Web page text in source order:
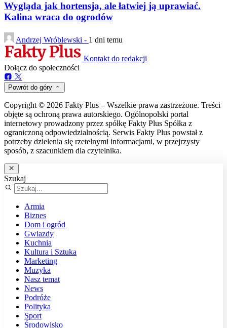
Wygląda jak hortensja, ale łatwiej ją uprawiać.
Kalina wraca do ogrodów
Andrzej Wróblewski - 1 dni temu
Kontakt do redakcji
Dołącz do społeczności
Powrót do góry
Copyright © 2026 Fakty Plus – Wszelkie prawa zastrzeżone. Treści
objęte są ochroną prawa autorskiego. Ogólnopolski portal
internetowy prowadzony przez spółkę Fakty Plus Spółka z
ograniczoną odpowiedzialnością. Serwis Fakty Plus powstał z
potrzeby dzielenia się rzetelnymi informacjami, w przejrzysty
sposób, z szacunkiem dla czytelnika.
Szukaj
Armia
Biznes
Dom i ogród
Gwiazdy
Kuchnia
Kultura i Sztuka
Marketing
Muzyka
Nasz temat
News
Podróże
Polityka
Sport
Środowisko